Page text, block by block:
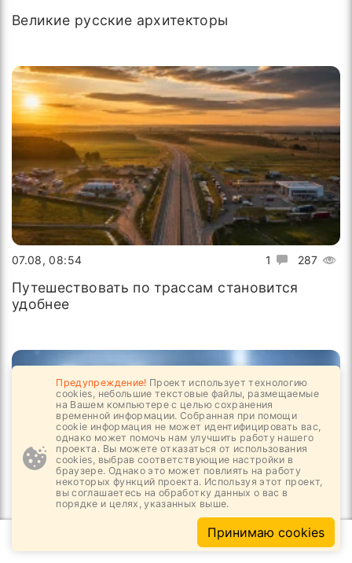
Великие русские архитекторы
1 287
07.08, 08:54
Путешествовать по трассам становится
удобнее
1 840
Предупреждение! Проект использует технологию
cookies, небольшие текстовые файлы, размещаемые
на Вашем компьютере с целью сохранения
временной информации. Собранная при помощи
cookie информация не может идентифицировать вас,
однако может помочь нам улучшить работу нашего
проекта. Вы можете отказаться от использования
cookies, выбрав соответствующие настройки в
браузере. Однако это может повлиять на работу
некоторых функций проекта. Используя этот проект,
вы соглашаетесь на обработку данных о вас в
порядке и целях, указанных выше.
Принимаю cookies